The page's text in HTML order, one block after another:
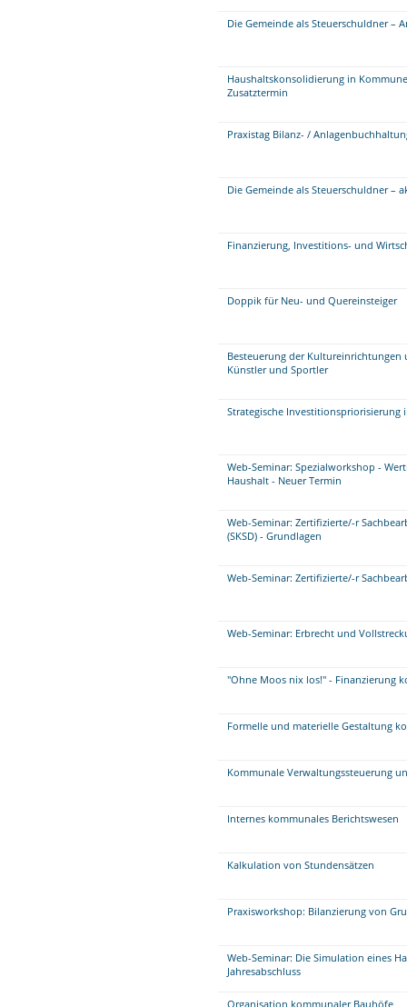
Die Gemeinde als Steuerschuldner –
Haushaltskonsolidierung in
Zusatztermin
Praxistag Bilanz- /
Die Gemeinde als Steuerschuldner –
Finanzierung, Investitions- und
Doppik für Neu- und Quereinsteiger
Besteuerung der
Künstler und Sportler
Strategische Investitionspriorisierung
Web-Seminar: Spezialworkshop -
Haushalt - Neuer Termin
Web-Seminar: Zertifizierte/-r
(SKSD) - Grundlagen
Web-Seminar: Zertifizierte/-r
Web-Seminar: Erbrecht und
"Ohne Moos nix los!" - Finanzierung
Formelle und materielle Gestaltung
Kommunale Verwaltungssteuerung
Internes kommunales Berichtswesen
Kalkulation von Stundensätzen
Praxisworkshop: Bilanzierung von
Web-Seminar: Die Simulation eines
Jahresabschluss
Organisation kommunaler Bauhöfe